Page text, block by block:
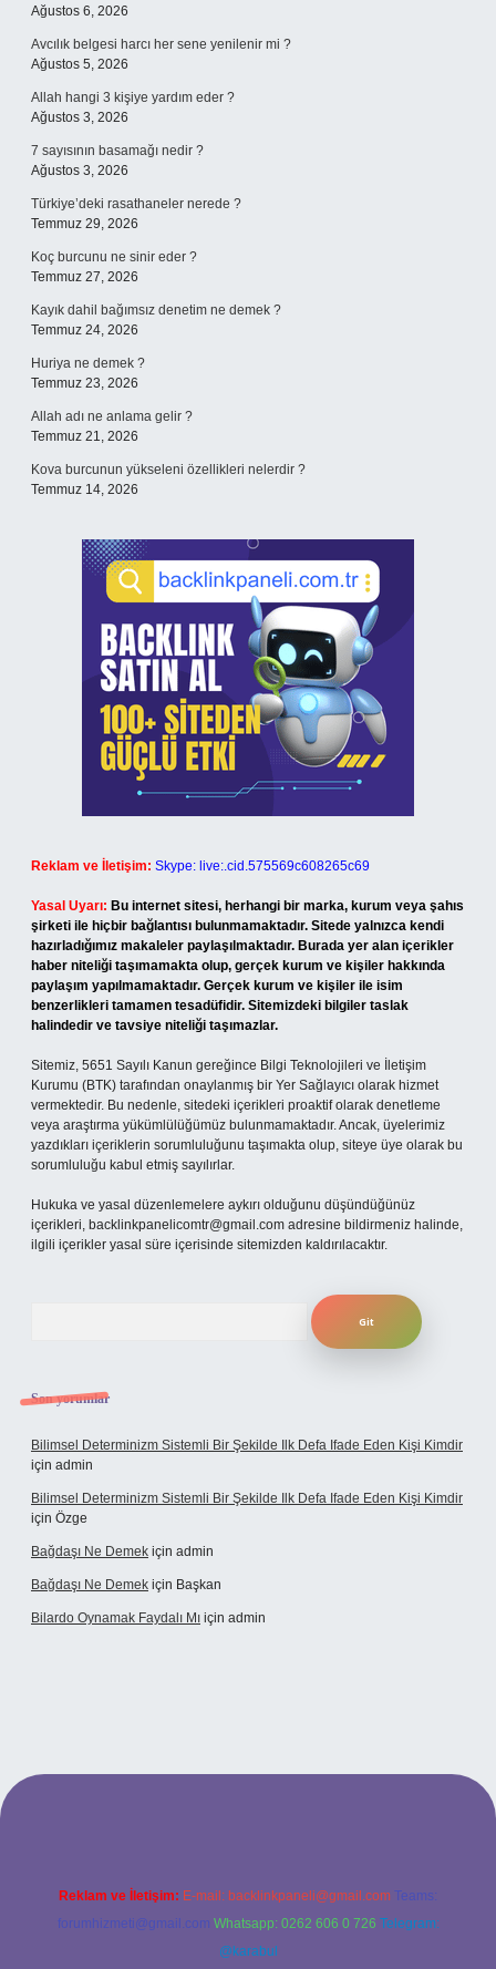
Ağustos 6, 2026
Avcılık belgesi harcı her sene yenilenir mi ?
Ağustos 5, 2026
Allah hangi 3 kişiye yardım eder ?
Ağustos 3, 2026
7 sayısının basamağı nedir ?
Ağustos 3, 2026
Türkiye’deki rasathaneler nerede ?
Temmuz 29, 2026
Koç burcunu ne sinir eder ?
Temmuz 27, 2026
Kayık dahil bağımsız denetim ne demek ?
Temmuz 24, 2026
Huriya ne demek ?
Temmuz 23, 2026
Allah adı ne anlama gelir ?
Temmuz 21, 2026
Kova burcunun yükseleni özellikleri nelerdir ?
Temmuz 14, 2026
Reklam ve İletişim: Skype: live:.cid.575569c608265c69
Yasal Uyarı: Bu internet sitesi, herhangi bir marka, kurum veya şahıs
şirketi ile hiçbir bağlantısı bulunmamaktadır. Sitede yalnızca kendi
hazırladığımız makaleler paylaşılmaktadır. Burada yer alan içerikler
haber niteliği taşımamakta olup, gerçek kurum ve kişiler hakkında
paylaşım yapılmamaktadır. Gerçek kurum ve kişiler ile isim
benzerlikleri tamamen tesadüfidir. Sitemizdeki bilgiler taslak
halindedir ve tavsiye niteliği taşımazlar.
Sitemiz, 5651 Sayılı Kanun gereğince Bilgi Teknolojileri ve İletişim
Kurumu (BTK) tarafından onaylanmış bir Yer Sağlayıcı olarak hizmet
vermektedir. Bu nedenle, sitedeki içerikleri proaktif olarak denetleme
veya araştırma yükümlülüğümüz bulunmamaktadır. Ancak, üyelerimiz
yazdıkları içeriklerin sorumluluğunu taşımakta olup, siteye üye olarak bu
sorumluluğu kabul etmiş sayılırlar.
Hukuka ve yasal düzenlemelere aykırı olduğunu düşündüğünüz
içerikleri, backlinkpanelicomtr@gmail.com adresine bildirmeniz halinde,
ilgili içerikler yasal süre içerisinde sitemizden kaldırılacaktır.
Son yorumlar
Bilimsel Determinizm Sistemli Bir Şekilde Ilk Defa Ifade Eden Kişi Kimdir
için admin
Bilimsel Determinizm Sistemli Bir Şekilde Ilk Defa Ifade Eden Kişi Kimdir
için Özge
Bağdaşı Ne Demek için admin
Bağdaşı Ne Demek için Başkan
Bilardo Oynamak Faydalı Mı için admin
bahis sitesi
Reklam ve İletişim: E-mail: backlinkpaneli@gmail.com Teams:
forumhizmeti@gmail.com Whatsapp: 0262 606 0 726 Telegram:
@karabul